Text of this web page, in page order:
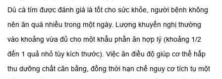
Dù cà tím được đánh giá là tốt cho sức khỏe, người bệnh không
nên ăn quá nhiều trong một ngày. Lượng khuyến nghị thường
vào khoảng vừa đủ cho một khẩu phần ăn hợp lý (khoảng 1/2
đến 1 quả nhỏ tùy kích thước). Việc ăn điều độ giúp cơ thể hấp
thu dưỡng chất cân bằng, đồng thời hạn chế nguy cơ tích tụ một